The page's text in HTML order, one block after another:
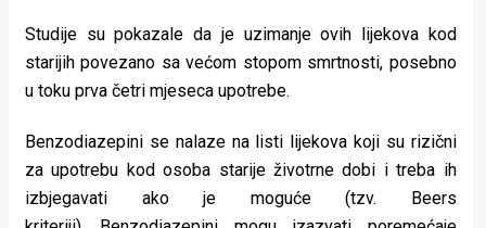
Studije su pokazale da je uzimanje ovih lijekova kod
starijih povezano sa većom stopom smrtnosti, posebno
u toku prva četri mjeseca upotrebe.
Benzodiazepini se nalaze na listi lijekova koji su rizični
za upotrebu kod osoba starije životrne dobi i treba ih
izbjegavati ako je moguće (tzv. Beers